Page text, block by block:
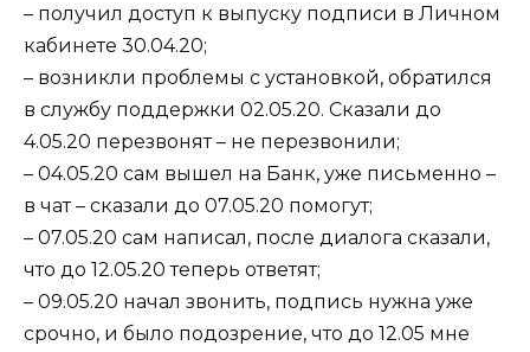
– получил доступ к выпуску подписи в Личном
кабинете 30.04.20;
– возникли проблемы с установкой, обратился
в службу поддержки 02.05.20. Сказали до
4.05.20 перезвонят – не перезвонили;
– 04.05.20 сам вышел на Банк, уже письменно –
в чат – сказали до 07.05.20 помогут;
– 07.05.20 сам написал, после диалога сказали,
что до 12.05.20 теперь ответят;
– 09.05.20 начал звонить, подпись нужна уже
срочно, и было подозрение, что до 12.05 мне